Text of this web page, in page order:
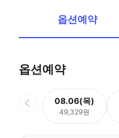
옵션예약
옵션예약
08.06(목)
49,329원